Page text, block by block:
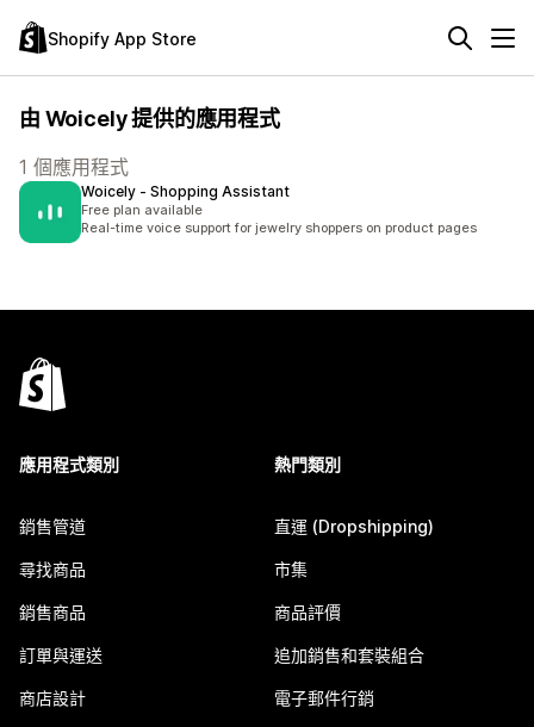
Shopify App Store
由 Woicely 提供的應用程式
1 個應用程式
Woicely ‑ Shopping Assistant
Free plan available
Real-time voice support for jewelry shoppers on product pages
應用程式類別
銷售管道
尋找商品
銷售商品
訂單與運送
商店設計
熱門類別
直運 (Dropshipping)
市集
商品評價
追加銷售和套裝組合
電子郵件行銷